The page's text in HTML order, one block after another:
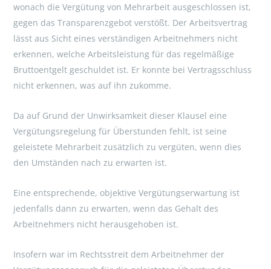
wonach die Vergütung von Mehrarbeit ausgeschlossen ist,
gegen das Transparenzgebot verstößt. Der Arbeitsvertrag
lässt aus Sicht eines verständigen Arbeitnehmers nicht
erkennen, welche Arbeitsleistung für das regelmäßige
Bruttoentgelt geschuldet ist. Er konnte bei Vertragsschluss
nicht erkennen, was auf ihn zukomme.
Da auf Grund der Unwirksamkeit dieser Klausel eine
Vergütungsregelung für Überstunden fehlt, ist seine
geleistete Mehrarbeit zusätzlich zu vergüten, wenn dies
den Umständen nach zu erwarten ist.
Eine entsprechende, objektive Vergütungserwartung ist
jedenfalls dann zu erwarten, wenn das Gehalt des
Arbeitnehmers nicht herausgehoben ist.
Insofern war im Rechtsstreit dem Arbeitnehmer der